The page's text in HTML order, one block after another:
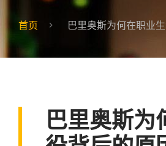
首页 巴里奥斯为何在职业
巴里奥斯为